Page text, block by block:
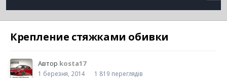
Крепление стяжками обивки
Автор kosta17
1 березня, 2014
1 819 переглядів